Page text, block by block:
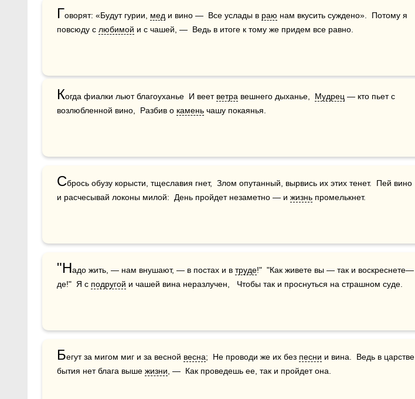
Говорят: «Будут гурии, мед и вино —  Все услады в раю нам вкусить суждено».  Потому я
повсюду с любимой и с чашей, —  Ведь в итоге к тому же придем все равно.
Когда фиалки льют благоуханье  И веет ветра вешнего дыханье, Мудрец — кто пьет с
возлюбленной вино,  Разбив о камень чашу покаянья.
Сбрось обузу корысти, тщеславия гнет,  Злом опутанный, вырвись их этих тенет.  Пей вино
и расчесывай локоны милой:  День пройдет незаметно — и жизнь промелькнет.
"Надо жить, — нам внушают, — в постах и в труде!"  "Как живете вы — так и воскреснете—
де!"  Я с подругой и чашей вина неразлучен,   Чтобы так и проснуться на страшном суде.
Бегут за мигом миг и за весной весна;  Не проводи же их без песни и вина.  Ведь в царстве
бытия нет блага выше жизни , —  Как проведешь ее, так и пройдет она.